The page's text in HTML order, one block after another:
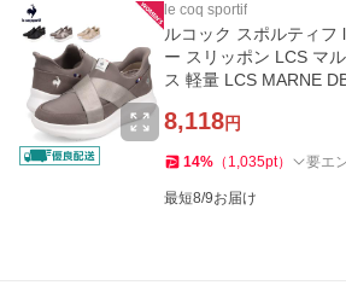
le coq sportif
ルコック スポルティフ
ー スリッポン LCS マ
ス 軽量 LCS MARNE
8,118円
14% （ 1,035pt） 要エ
最短8/9お届け